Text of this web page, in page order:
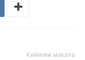
Кийинки макала